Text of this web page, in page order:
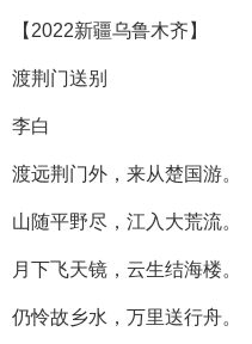
【2022新疆乌鲁木齐】
渡荆门送别
李白
渡远荆门外，来从楚国游。
山随平野尽，江入大荒流。
月下飞天镜，云生结海楼。
仍怜故乡水，万里送行舟。